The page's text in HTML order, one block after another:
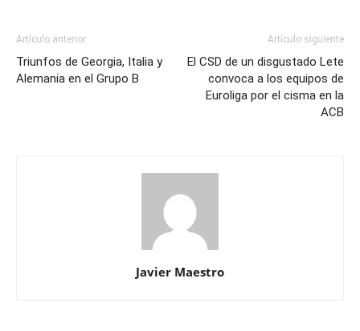
Artículo anterior
Triunfos de Georgia, Italia y
Alemania en el Grupo B
Artículo siguiente
El CSD de un disgustado Lete
convoca a los equipos de
Euroliga por el cisma en la
ACB
Javier Maestro